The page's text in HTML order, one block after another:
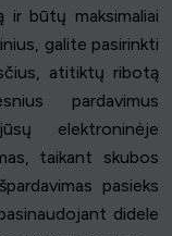
būtų maksimaliai
galite pasirinkti
atitiktų ribotą
pardavimus
elektroninėje
taikant skubos
pasieks
didele